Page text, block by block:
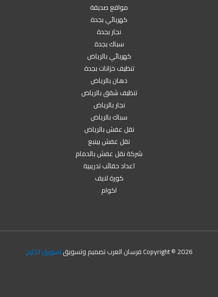
مواقع صديقة
كهربائي بجدة
نجار بجدة
سباك بجدة
كهربائي بالرياض
تنظيف خزانات بجدة
دهان بالرياض
تنظيف شقق بالرياض
نجار بالرياض
سباك بالرياض
نقل عفش بالرياض
نقل عفش بينبع
شركة نقل عفش بالدمام
اعداد حقائب تدريبية
كورة لايف
اكوام
Copyright © 2026 فرسان العرب تصميم وتسويق تسويق الخليج